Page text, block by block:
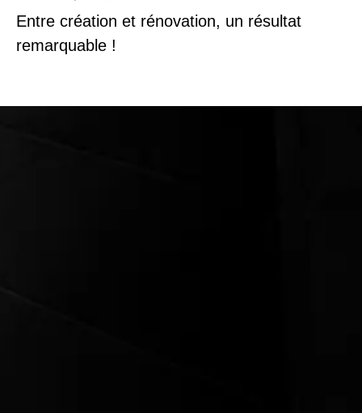
Entre création et rénovation, un résultat
remarquable !